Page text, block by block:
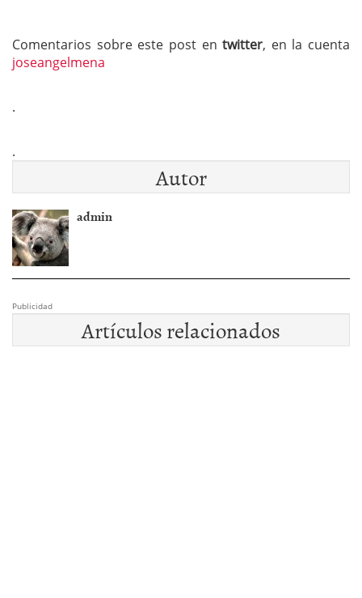
Comentarios sobre este post entwitter, en la cuenta
joseangelmena
.
.
Autor
admin
Publicidad
Artículos relacionados